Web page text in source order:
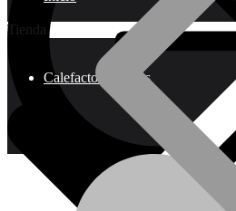
Tienda
Calefactores a Gas